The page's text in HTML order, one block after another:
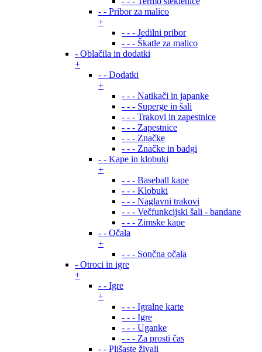
- - Pribor za malico
+
- - - Jedilni pribor
- - - Škatle za malico
- Oblačila in dodatki
+
- - Dodatki
+
- - - Natikači in japanke
- - - Superge in šali
- - - Trakovi in zapestnice
- - - Zapestnice
- - - Značke
- - - Značke in badgi
- - Kape in klobuki
+
- - - Baseball kape
- - - Klobuki
- - - Naglavni trakovi
- - - Večfunkcijski šali - bandane
- - - Zimske kape
- - Očala
+
- - - Sončna očala
- Otroci in igre
+
- - Igre
+
- - - Igralne karte
- - - Igre
- - - Uganke
- - - Za prosti čas
- - Plišaste živali